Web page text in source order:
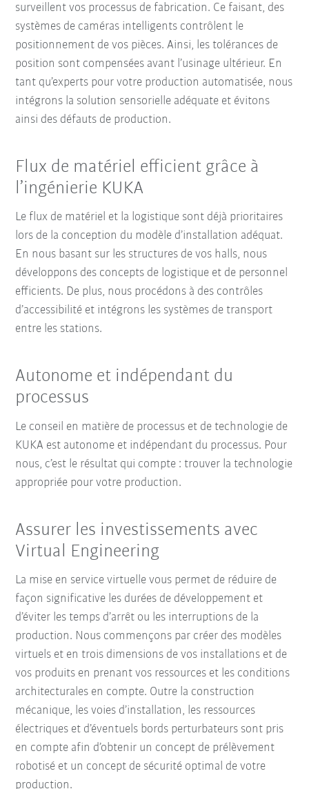
surveillent vos processus de fabrication. Ce faisant, des
systèmes de caméras intelligents contrôlent le
positionnement de vos pièces. Ainsi, les tolérances de
position sont compensées avant l’usinage ultérieur. En
tant qu’experts pour votre production automatisée, nous
intégrons la solution sensorielle adéquate et évitons
ainsi des défauts de production.
Flux de matériel efficient grâce à
l’ingénierie KUKA
Le flux de matériel et la logistique sont déjà prioritaires
lors de la conception du modèle d’installation adéquat.
En nous basant sur les structures de vos halls, nous
développons des concepts de logistique et de personnel
efficients. De plus, nous procédons à des contrôles
d’accessibilité et intégrons les systèmes de transport
entre les stations.
Autonome et indépendant du
processus
Le conseil en matière de processus et de technologie de
KUKA est autonome et indépendant du processus. Pour
nous, c’est le résultat qui compte : trouver la technologie
appropriée pour votre production.
Assurer les investissements avec
Virtual Engineering
La mise en service virtuelle vous permet de réduire de
façon significative les durées de développement et
d’éviter les temps d’arrêt ou les interruptions de la
production. Nous commençons par créer des modèles
virtuels et en trois dimensions de vos installations et de
vos produits en prenant vos ressources et les conditions
architecturales en compte. Outre la construction
mécanique, les voies d’installation, les ressources
électriques et d’éventuels bords perturbateurs sont pris
en compte afin d’obtenir un concept de prélèvement
robotisé et un concept de sécurité optimal de votre
production.